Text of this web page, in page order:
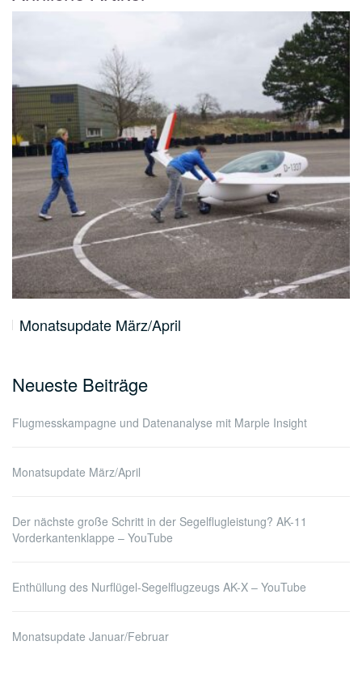
Monatsupdate März/April
Neueste Beiträge
Flugmesskampagne und Datenanalyse mit Marple Insight
Monatsupdate März/April
Der nächste große Schritt in der Segelflugleistung? AK-11
Vorderkantenklappe – YouTube
Enthüllung des Nurflügel-Segelflugzeugs AK-X – YouTube
Monatsupdate Januar/Februar